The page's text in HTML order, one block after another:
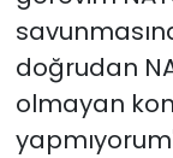
doğrudan
olmayan